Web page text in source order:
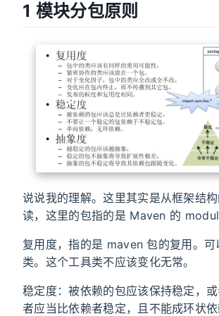
1 模块分包原则
说说我的理解。这里其实是从框架结
读，这里的包指的是 Maven 的
复用度，指的是 maven 包的复用。可
类。这个工具类不应该变化无常。
稳定度：被依赖的包应该保持稳定，
者应当比依赖者稳定，且不能成环状